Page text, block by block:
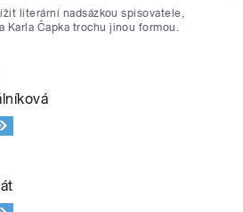
literární nadsázkou spisovatele,
Karla Čapka trochu jinou formou.